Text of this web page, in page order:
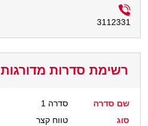
3112331
רשימת סדרות מדורגות
שם סדרה
סדרה 1
סוג
טווח קצר